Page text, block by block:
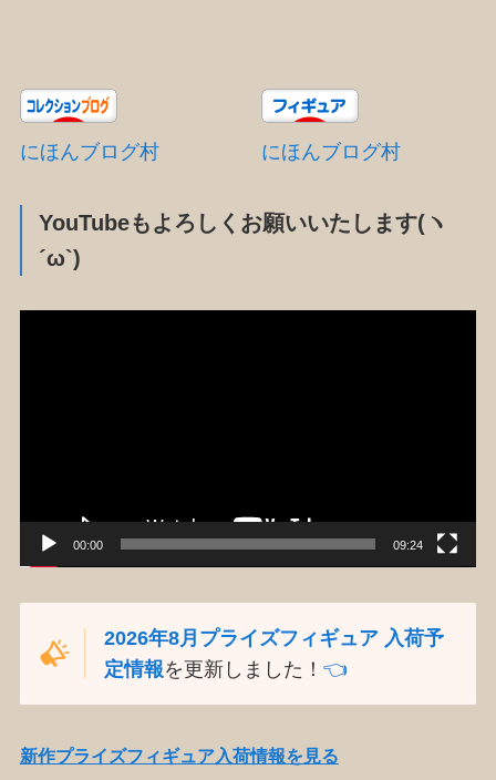
にほんブログ村 にほんブログ村
YouTubeもよろしくお願いいたします(ヽ
´ω`)
00:00 09:24
2026年8月プライズフィギュア 入荷予
定情報を更新しました！👈️
新作プライズフィギュア入荷情報を見る